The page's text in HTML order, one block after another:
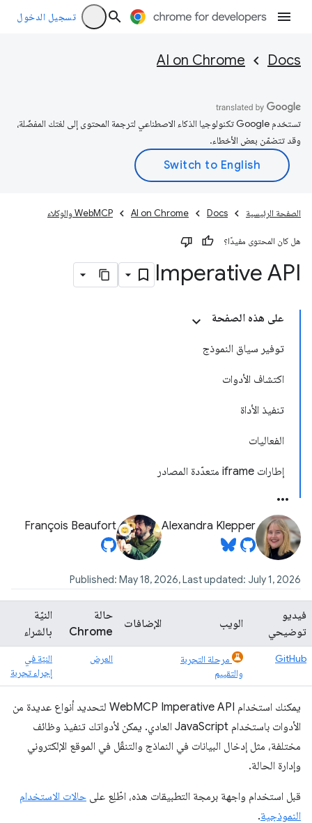
تسجيل الدخول
Docs
AI on Chrome
تستخدم Google تكنولوجيا الذكاء الاصطناعي لترجمة المحتوى إلى لغتك المفضّلة،
وقد تتضمّن بعض الأخطاء.
الصفحة الرئيسية Docs
AI on Chrome WebMCP والوكلاء
هل كان المحتوى مفيدًا؟
Imperative API
على هذه الصفحة
توفير سياق النموذج
اكتشاف الأدوات
تنفيذ الأداة
الفعاليات
إطارات iframe متعدّدة المصادر
Alexandra Klepper
François Beaufort
Published: May 18, 2026, Last updated: July 1, 2026
فيديو
توضيحي
الويب الإضافات
حالة
Chrome
النيّة
بالشراء
GitHub
مرحلة التجربة
والتقييم
العرض
النيّة في
إجراء تجربة
يمكنك استخدام WebMCP Imperative API لتحديد أنواع عديدة من
الأدوات باستخدام JavaScript العادي. يمكن لأدواتك تنفيذ وظائف
مختلفة، مثل إدخال البيانات في النماذج والتنقّل في الموقع الإلكتروني
وإدارة الحالة.
قبل استخدام واجهة برمجة التطبيقات هذه، اطّلِع على حالات الاستخدام
النموذجية.